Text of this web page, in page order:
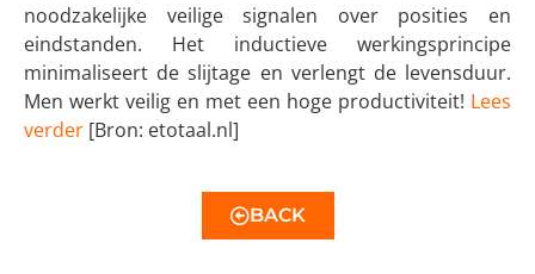
noodzakelijke veilige signalen over posities en
eindstanden. Het inductieve werkingsprincipe
minimaliseert de slijtage en verlengt de levensduur.
Men werkt veilig en met een hoge productiviteit! Lees
verder [Bron: etotaal.nl]
BACK